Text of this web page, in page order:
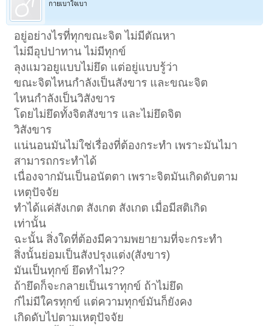
กายเบาใจเบา
อยู่อย่างไรที่ทุกขณะจิต ไม่มีตัณหา
ไม่มีอุปปาทาน ไม่มีทุกข์
ลุงแมวอยูแบบไม่ยึด แต่อยู่แบบรู้ว่า
ขณะจิตไหนกำลังเป็นสังขาร และขณะจิต
ไหนกำลังเป็นวิสังขาร
โดยไม่ยึดทั้งจิตสังขาร และไม่ยึดจิต
วิสังขาร
แน่นอนมันไม่ใช่เรื่องที่ต้องกระทำ เพราะมันไมา
สามารถกระทำได้
เนื่องจากมันเป็นอนัตตา เพราะจิตมันเกิดดับตาม
เหตุปัจจัย
ทำได้แค่สังเกต สังเกต สังเกต เมื่อมีสติเกิด
เท่านั้น
ฉะนั้น สิ่งใดที่ต้องมีความพยายามที่จะกระทำ
สิ่งนั้นย่อมเป็นสังปรุงแต่ง(สังขาร)
มันเป็นทุกข์ ยึดทำไม??
ถ้ายึดก็จะกลายเป็นเราทุกข์ ถ้าไม่ยึด
ก๋ไม่มีใครทุกข์ แต่ความทุกข์มันก็ยังคง
เกิดดับไปตามเหตุปัจจัย